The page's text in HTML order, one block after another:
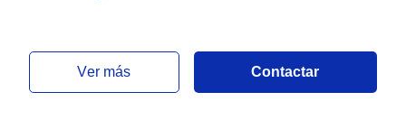
ver más Contactar